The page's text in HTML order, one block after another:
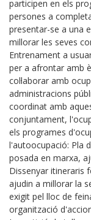
participen en els
persones a
presentar-se a una
millorar les seves
Entrenament a
per a afrontar amb
col·laborar amb
administracions
coordinat amb
conjuntament,
els programes
l'autoocupació: Pla
posada en marxa,
Dissenyar itineraris
ajudin a millorar la
exigit pel lloc de
organització